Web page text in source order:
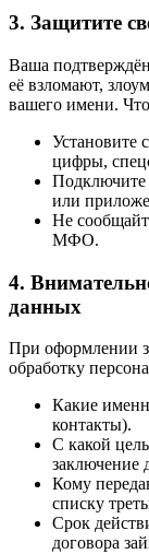
3. Защитите
Ваша
её взломают,
вашего имени. Что
Установите
цифры,
Подключите
или
Не
МФО.
4.
данных
При оформлении
обработку
Какие
контакты).
С какой
заключение
Кому
списку
Срок
договора